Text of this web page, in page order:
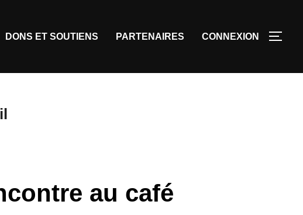
DONS ET SOUTIENS PARTENAIRES CONNEXION
au café